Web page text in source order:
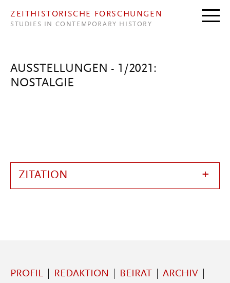
ZEITHISTORISCHE FORSCHUNGEN
STUDIES IN CONTEMPORARY HISTORY
AUSSTELLUNGEN - 1/2021:
NOSTALGIE
ZITATION
PROFIL REDAKTION BEIRAT
ARCHIV